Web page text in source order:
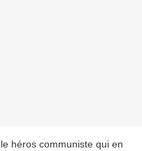
héros communiste qui en